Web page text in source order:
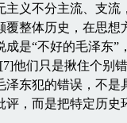
义不分主流、支流
整体历史，在思想
是“不好的毛泽东”
他们只是揪住个别
东犯的错误，不是
，而是把特定历史